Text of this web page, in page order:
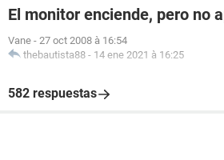
El monitor enciende, pero no
Vane - 27 oct 2008 à 16:54
thebautista88 - 14 ene 2021 à 16:25
582 respuestas